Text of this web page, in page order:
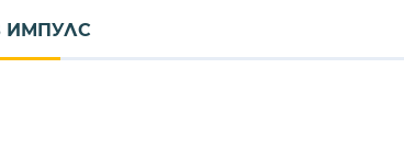
ИМПУЛС